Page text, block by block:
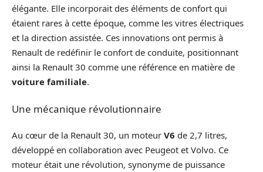
élégante. Elle incorporait des éléments de confort qui
étaient rares à cette époque, comme les vitres électriques
et la direction assistée. Ces innovations ont permis à
Renault de redéfinir le confort de conduite, positionnant
ainsi la Renault 30 comme une référence en matière de
voiture familiale.
Une mécanique révolutionnaire
Au cœur de la Renault 30, un moteur V6 de 2,7 litres,
développé en collaboration avec Peugeot et Volvo. Ce
moteur était une révolution, synonyme de puissance